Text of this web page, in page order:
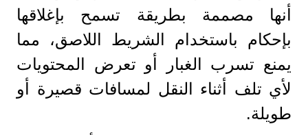
أنها مصممة بطريقة تسمح بإغلاقها
بإحكام باستخدام الشريط اللاصق، مما
يمنع تسرب الغبار أو تعرض المحتويات
لأي تلف أثناء النقل لمسافات قصيرة أو
طويلة.